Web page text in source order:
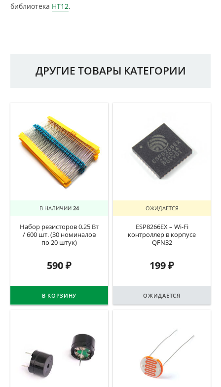
библиотека HT12.
ДРУГИЕ ТОВАРЫ КАТЕГОРИИ
В НАЛИЧИИ 24
Набор резисторов 0.25 Вт
/ 600 шт. (30 номиналов
по 20 штук)
590₽
В КОРЗИНУ
ОЖИДАЕТСЯ
ESP8266EX – Wi-Fi
контроллер в корпусе
QFN32
199₽
ОЖИДАЕТСЯ